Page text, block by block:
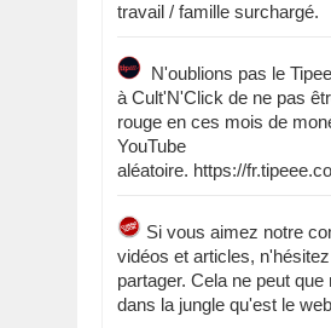
travail / famille surchargé.
N'oublions pas le
à Cult'N'Click de ne pas
rouge en ces mois de
YouTube
aléatoire. https://
Si vous aimez notre
vidéos et articles,
partager. Cela ne peut que
dans la jungle qu'est le